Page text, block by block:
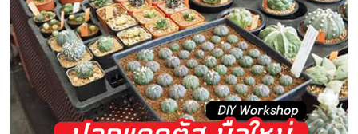
แฟ
รน
ไชส์
ขาย
หน้า
บ้าน
ลงทุน